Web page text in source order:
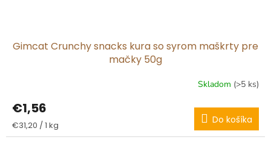
Gimcat Crunchy snacks kura so syrom maškrty pre
mačky 50g
Skladom (>5 ks)
€1,56
Jednotková
cena:
€31,20 / 1 kg Do košíka